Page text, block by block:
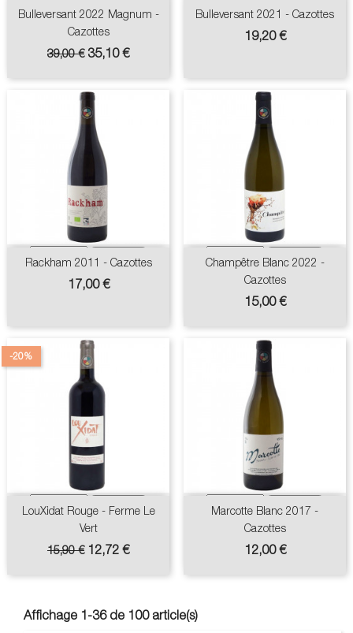
Bulleversant 2022 Magnum -
Cazottes
Prix
base
39,00 € Prix
35,10 €
Bulleversant 2021 - Cazottes
Prix
19,20 €
Rackham 2011 - Cazottes
Prix
17,00 €
Champêtre Blanc 2022 -
Cazottes
Prix
15,00 €
LouXidat Rouge - Ferme Le
Vert
Prix
base
15,90 €
-20%
Prix
12,72 €
Marcotte Blanc 2017 -
Cazottes
Prix
12,00 €
Affichage 1-36 de 100 article(s)